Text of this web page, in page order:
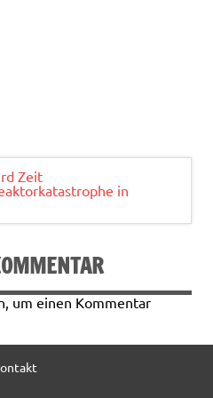
Zeit
in
um einen Kommentar